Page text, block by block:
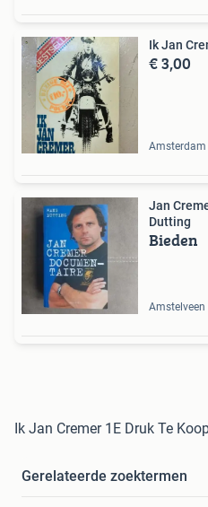
Ik Jan
€ 3,00
Amsterdam
Jan
Dutting
Bieden
Amstelveen
Ik Jan Cremer 1E Druk Te
Gerelateerde zoektermen